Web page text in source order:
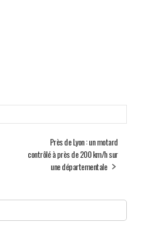
Près de Lyon : un motard
contrôlé à près de 200 km/h sur
une départementale